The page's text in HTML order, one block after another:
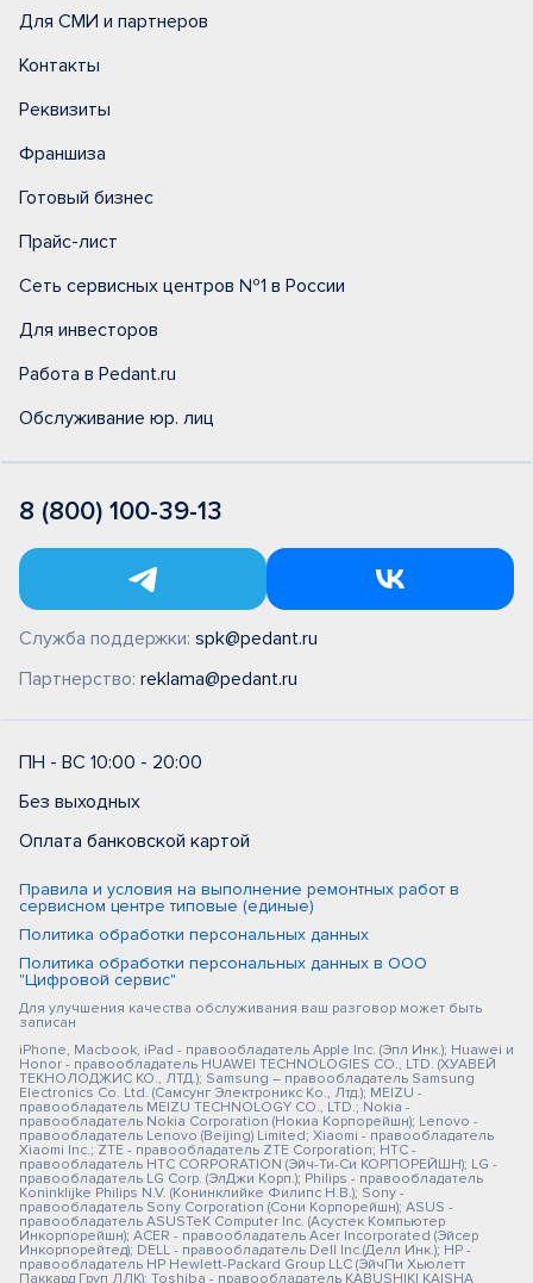
Для СМИ и партнеров
Контакты
Реквизиты
Франшиза
Готовый бизнес
Прайс-лист
Сеть сервисных центров №1 в России
Для инвесторов
Работа в Pedant.ru
Обслуживание юр. лиц
8 (800) 100-39-13
Служба поддержки: spk@pedant.ru
Партнерство: reklama@pedant.ru
ПН - ВС 10:00 - 20:00
Без выходных
Оплата банковской картой
Правила и условия на выполнение ремонтных работ в
сервисном центре типовые (единые)
Политика обработки персональных данных
Политика обработки персональных данных в ООО
"Цифровой сервис"
Для улучшения качества обслуживания ваш разговор может быть
записан
iPhone, Macbook, iPad - правообладатель Apple Inc. (Эпл Инк.); Huawei и
Honor - правообладатель HUAWEI TECHNOLOGIES CO., LTD. (ХУАВЕЙ
ТЕКНОЛОДЖИС КО., ЛТД.); Samsung – правообладатель Samsung
Electronics Co. Ltd. (Самсунг Электроникс Ко., Лтд.); MEIZU -
правообладатель MEIZU TECHNOLOGY CO., LTD.; Nokia -
правообладатель Nokia Corporation (Нокиа Корпорейшн); Lenovo -
правообладатель Lenovo (Beijing) Limited; Xiaomi - правообладатель
Xiaomi Inc.; ZTE - правообладатель ZTE Corporation; HTC -
правообладатель HTC CORPORATION (Эйч-Ти-Си КОРПОРЕЙШН); LG -
правообладатель LG Corp. (ЭлДжи Корп.); Philips - правообладатель
Koninklijke Philips N.V. (Конинклийке Филипс Н.В.); Sony -
правообладатель Sony Corporation (Сони Корпорейшн); ASUS -
правообладатель ASUSTeK Computer Inc. (Асустек Компьютер
Инкорпорейшн); ACER - правообладатель Acer Incorporated (Эйсер
Инкорпорейтед); DELL - правообладатель Dell Inc.(Делл Инк.); HP -
правообладатель HP Hewlett-Packard Group LLC (ЭйчПи Хьюлетт
Паккард Груп ЛЛК); Toshiba - правообладатель KABUSHIKI KAISHA